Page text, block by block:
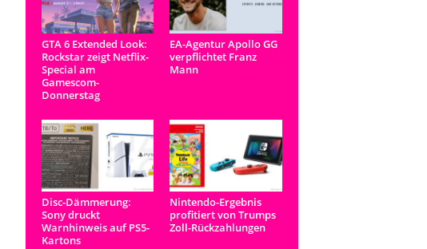
GTA 6 Extended Look:
Rockstar zeigt Netflix-
Special am
Gamescom-
Donnerstag
EA-Agentur Apollo GG
verpflichtet Franz
Mann
Disc-Dämmerung:
Sony druckt
Warnhinweis auf PS5-
Kartons
Nintendo-Ergebnis
profitiert von Trumps
Zoll-Rückzahlungen